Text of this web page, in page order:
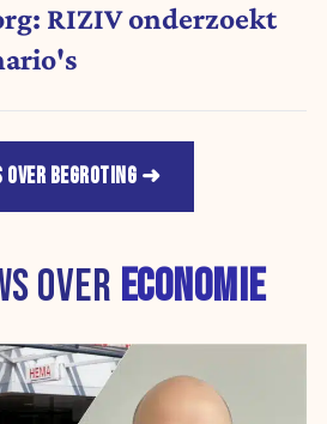
RIZIV onderzoekt
BEGROTING
OVER ECONOMIE